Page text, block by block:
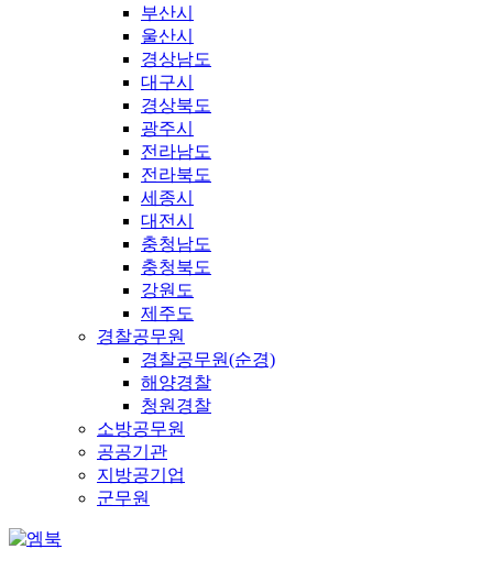
부산시
울산시
경상남도
대구시
경상북도
광주시
전라남도
전라북도
세종시
대전시
충청남도
충청북도
강원도
제주도
경찰공무원
경찰공무원(순경)
해양경찰
청원경찰
소방공무원
공공기관
지방공기업
군무원